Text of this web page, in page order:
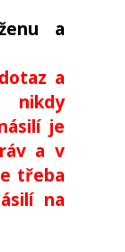
a
a
je
a v
třeba
na